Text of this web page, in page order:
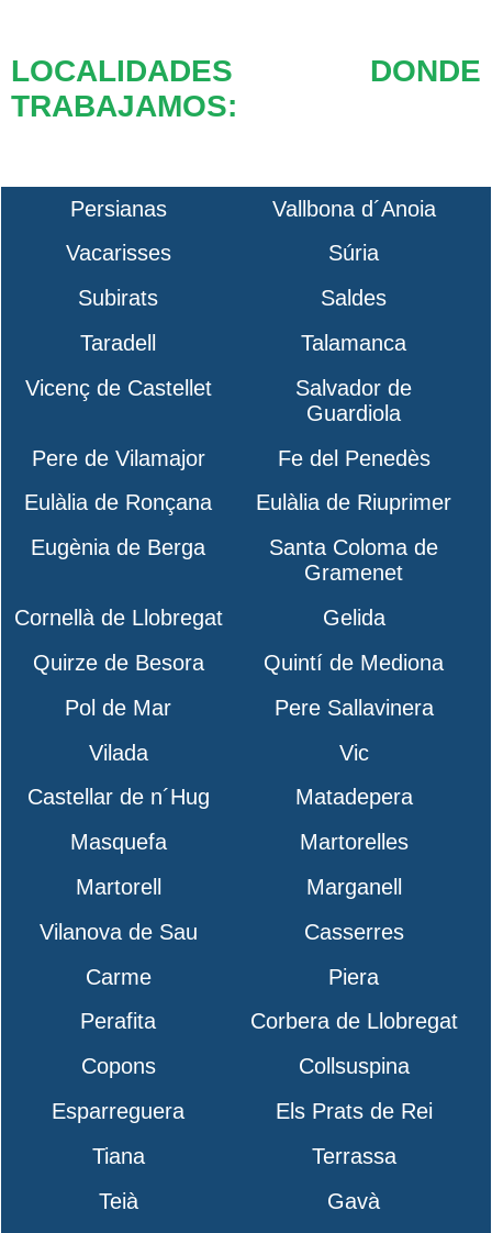
LOCALIDADES DONDE
TRABAJAMOS:
Persianas
Vallbona d´Anoia
Vacarisses
Súria
Subirats
Saldes
Taradell
Talamanca
Vicenç de Castellet
Salvador de
Guardiola
Pere de Vilamajor
Fe del Penedès
Eulàlia de Ronçana
Eulàlia de Riuprimer
Eugènia de Berga
Santa Coloma de
Gramenet
Cornellà de Llobregat
Gelida
Quirze de Besora
Quintí de Mediona
Pol de Mar
Pere Sallavinera
Vilada
Vic
Castellar de n´Hug
Matadepera
Masquefa
Martorelles
Martorell
Marganell
Vilanova de Sau
Casserres
Carme
Piera
Perafita
Corbera de Llobregat
Copons
Collsuspina
Esparreguera
Els Prats de Rei
Tiana
Terrassa
Teià
Gavà